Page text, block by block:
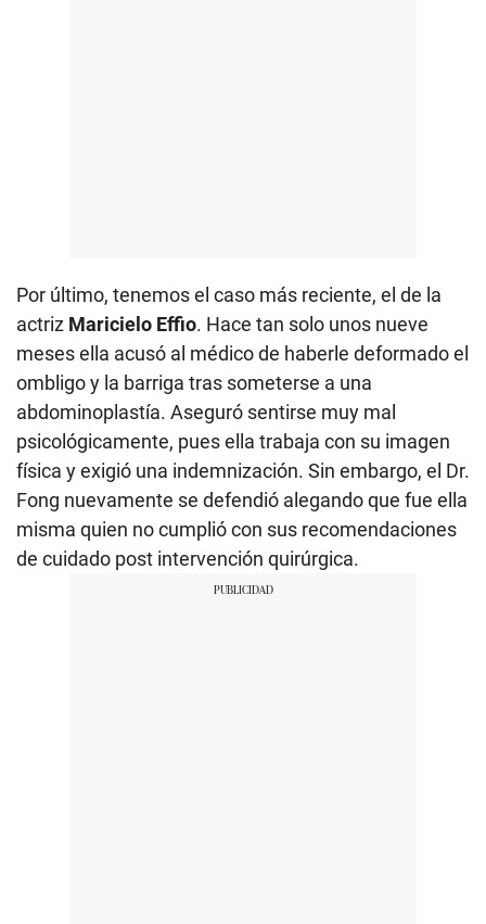
Por último, tenemos el caso más reciente, el de la
actriz Maricielo Effio. Hace tan solo unos nueve
meses ella acusó al médico de haberle deformado el
ombligo y la barriga tras someterse a una
abdominoplastía. Aseguró sentirse muy mal
psicológicamente, pues ella trabaja con su imagen
física y exigió una indemnización. Sin embargo, el Dr.
Fong nuevamente se defendió alegando que fue ella
misma quien no cumplió con sus recomendaciones
de cuidado post intervención quirúrgica.